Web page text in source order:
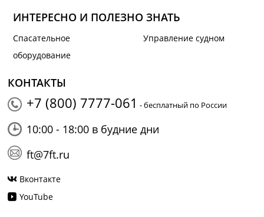
ИНТЕРЕСНО И ПОЛЕЗНО ЗНАТЬ
Спасательное
оборудование
Управление судном
КОНТАКТЫ
+7 (800) 7777-061 - бесплатный по России
10:00 - 18:00 в будние дни
ft@7ft.ru
Вконтакте
YouTube